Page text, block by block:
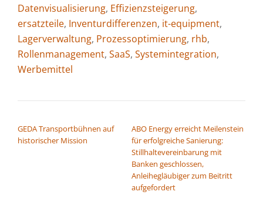
Datenvisualisierung, Effizienzsteigerung,
ersatzteile, Inventurdifferenzen, it-equipment,
Lagerverwaltung, Prozessoptimierung, rhb,
Rollenmanagement, SaaS, Systemintegration,
Werbemittel
GEDA Transportbühnen auf
historischer Mission
ABO Energy erreicht Meilenstein
für erfolgreiche Sanierung:
Stillhaltevereinbarung mit
Banken geschlossen,
Anleihegläubiger zum Beitritt
aufgefordert